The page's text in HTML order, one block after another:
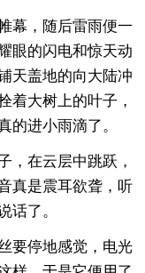
，随后雷雨便一
眼的闪电和惊天动
天盖地的向大陆冲
着大树上的叶子，
的进小雨滴了。
在云层中跳跃，
真是震耳欲聋，听
话了。
停地感觉，电光